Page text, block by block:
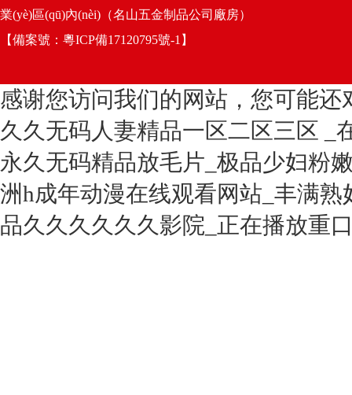
業(yè)區(qū)內(nèi)（名山五金制品公司廠房）
【備案號： 粵ICP備17120795號-1】
感谢您访问我们的网站，您可能还
久久无码人妻精品一区二区三区 _
永久无码精品放毛片_极品少妇粉
洲h成年动漫在线观看网站_丰满
品久久久久久久影院_正在播放重